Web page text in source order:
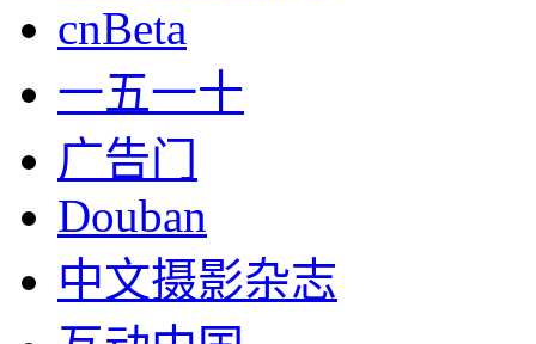
cnBeta
一五一十
广告门
Douban
中文摄影杂志